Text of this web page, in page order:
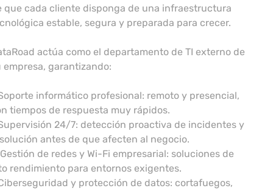
que cada cliente disponga de una infraestructura
estable, segura y preparada para crecer.
actúa como el departamento de TI externo de
empresa, garantizando:
informático profesional: remoto y presencial,
tiempos de respuesta muy rápidos.
24/7: detección proactiva de incidentes y
antes de que afecten al negocio.
de redes y Wi-Fi empresarial: soluciones de
rendimiento para entornos exigentes.
y protección de datos: cortafuegos,